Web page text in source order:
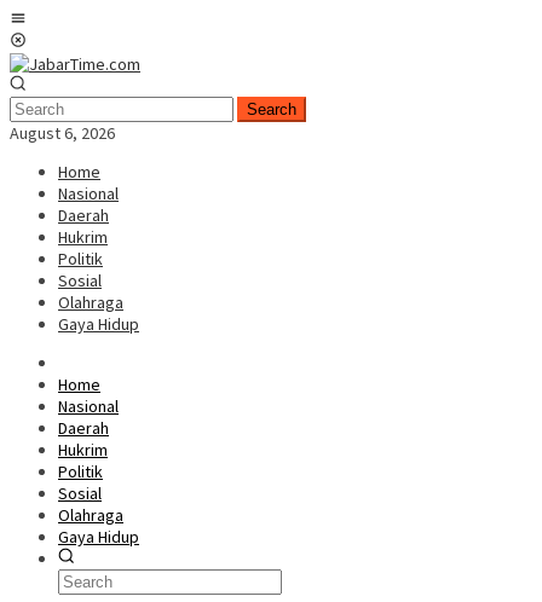
Skip
to
content
Search
August 6, 2026
Home
Nasional
Daerah
Hukrim
Politik
Sosial
Olahraga
Gaya Hidup
Home
Nasional
Daerah
Hukrim
Politik
Sosial
Olahraga
Gaya Hidup